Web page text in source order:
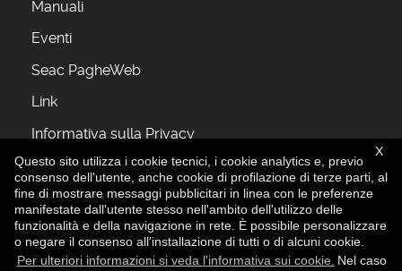
X
Questo sito utilizza i cookie tecnici, i cookie analytics e, previo
consenso dell'utente, anche cookie di profilazione di terze parti, al
fine di mostrare messaggi pubblicitari in linea con le preferenze
manifestate dall'utente stesso nell'ambito dell'utilizzo delle
funzionalità e della navigazione in rete. È possibile personalizzare
o negare il consenso all'installazione di tutti o di alcuni cookie.
Per ulteriori informazioni si veda l'informativa sui cookie. Nel caso
Manuali
Eventi
Seac PagheWeb
Link
Informativa sulla Privacy
Informativa sui Cookie
L'Associazione
Servizi
Perchè Associarsi